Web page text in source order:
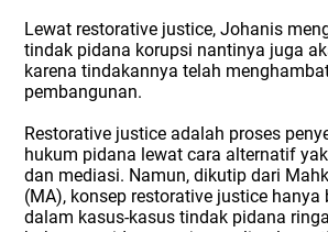
Lewat restorative justice, Johanis
tindak pidana korupsi nantinya juga
karena tindakannya telah
pembangunan.
Restorative justice adalah proses
hukum pidana lewat cara alternatif
dan mediasi. Namun, dikutip dari
(MA), konsep restorative justice hanya
dalam kasus-kasus tindak pidana